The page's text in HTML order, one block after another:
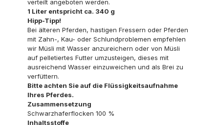
verteilt angeboten werden.
1 Liter entspricht ca. 340 g
Hipp-Tipp!
Bei älteren Pferden, hastigen Fressern oder Pferden
mit Zahn-, Kau- oder Schlundproblemen empfehlen
wir Müsli mit Wasser anzureichern oder von Müsli
auf pelletiertes Futter umzusteigen, dieses mit
ausreichend Wasser einzuweichen und als Brei zu
verfüttern.
Bitte achten Sie auf die Flüssigkeitsaufnahme
Ihres Pferdes.
Zusammensetzung
Schwarzhaferflocken 100 %
Inhaltsstoffe